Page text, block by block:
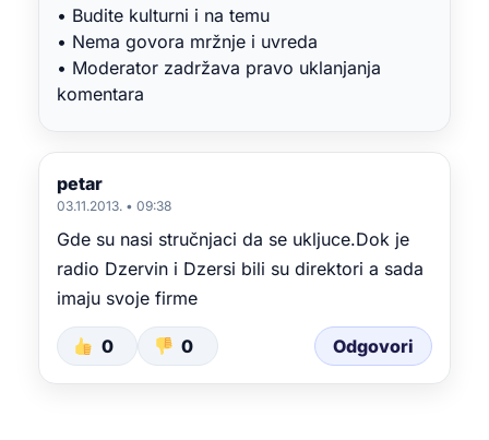
• Budite kulturni i na temu
• Nema govora mržnje i uvreda
• Moderator zadržava pravo uklanjanja
komentara
petar
03.11.2013. • 09:38
Gde su nasi stručnjaci da se ukljuce.Dok je
radio Dzervin i Dzersi bili su direktori a sada
imaju svoje firme
0 0 Odgovori